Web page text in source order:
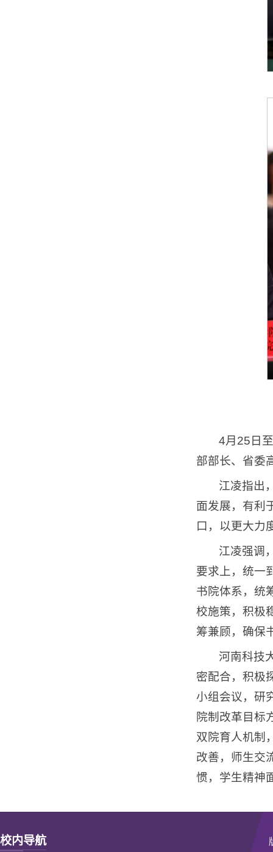
4月25日
部部长、省委
江凌指出
面发展，有利
口，以更大力
江凌强调
要求上，统一
书院体系，统
校施策，积极
筹兼顾，确保
河南科技
密配合，积极
小组会议，研
院制改革目标
双院育人机制
改善，师生交
惯，学生精神
校内导航